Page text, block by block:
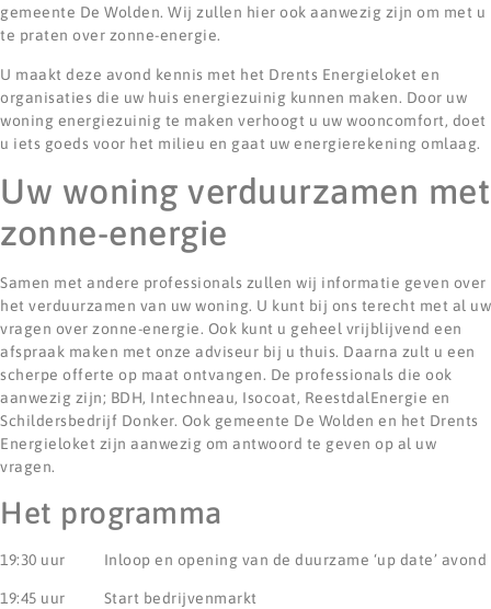
gemeente De Wolden. Wij zullen hier ook aanwezig zijn om met u
te praten over zonne-energie.
U maakt deze avond kennis met het Drents Energieloket en
organisaties die uw huis energiezuinig kunnen maken. Door uw
woning energiezuinig te maken verhoogt u uw wooncomfort, doet
u iets goeds voor het milieu en gaat uw energierekening omlaag.
Uw woning verduurzamen met
zonne-energie
Samen met andere professionals zullen wij informatie geven over
het verduurzamen van uw woning. U kunt bij ons terecht met al uw
vragen over zonne-energie. Ook kunt u geheel vrijblijvend een
afspraak maken met onze adviseur bij u thuis. Daarna zult u een
scherpe offerte op maat ontvangen. De professionals die ook
aanwezig zijn; BDH, Intechneau, Isocoat, ReestdalEnergie en
Schildersbedrijf Donker. Ook gemeente De Wolden en het Drents
Energieloket zijn aanwezig om antwoord te geven op al uw
vragen.
Het programma
19:30 uur Inloop en opening van de duurzame ‘up date’ avond
19:45 uur Start bedrijvenmarkt